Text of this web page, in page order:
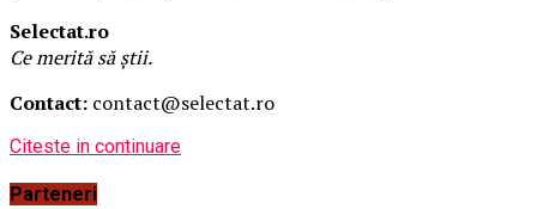
Selectat.ro
Ce merită să știi.
Contact: contact@selectat.ro
Citeste in continuare
Parteneri